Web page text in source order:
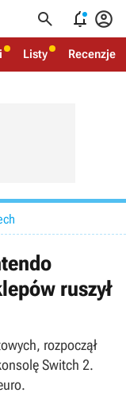
  
Listy Recenzje
ruszył
rozpoczął
Switch 2.